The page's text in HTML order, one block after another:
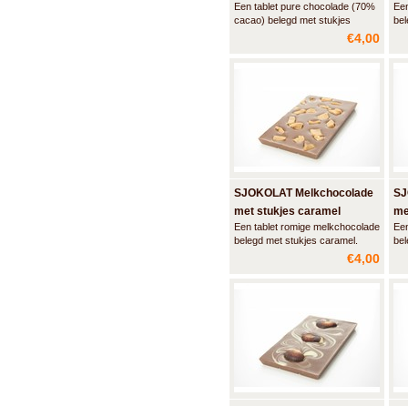
Een tablet pure chocolade (70%
cacao) belegd met stukjes
geconfijte mango en fijn gemalen
€4,00
SJOKOLAT Melkchocolade
met stukjes caramel
Een tablet romige melkchocolade
belegd met stukjes caramel.
€4,00